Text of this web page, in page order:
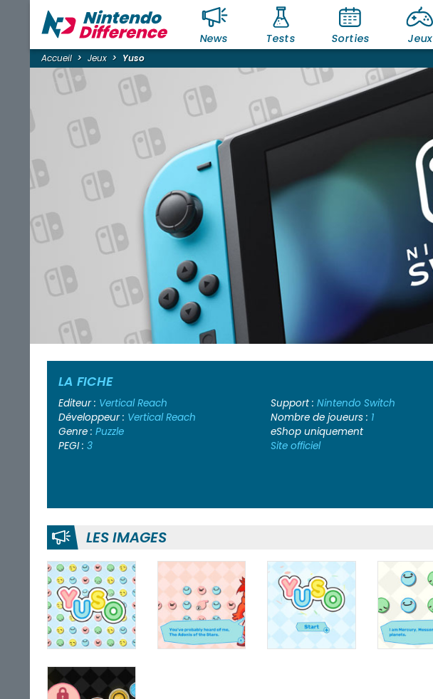
News Tests Sorties Jeux
Accueil Jeux Yuso
LA FICHE
Editeur : Vertical Reach
Développeur : Vertical Reach
Genre : Puzzle
PEGI : 3
Support :Nintendo Switch
Nombre de joueurs : 1
eShop uniquement
Site officiel
LES IMAGES